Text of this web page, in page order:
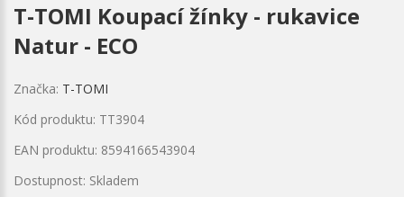
T-TOMI Koupací žínky - rukavice
Natur - ECO
Značka: T-TOMI
Kód produktu: TT3904
EAN produktu: 8594166543904
Dostupnost: Skladem